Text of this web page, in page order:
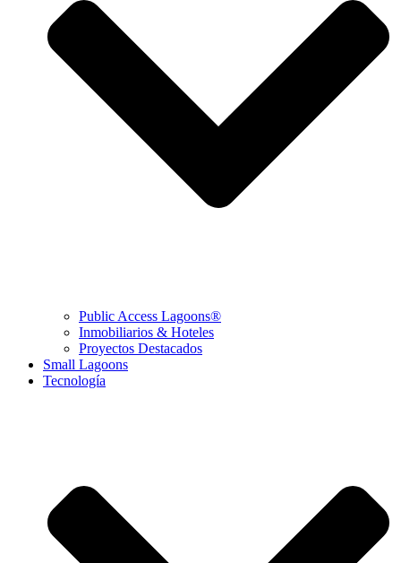
Public Access Lagoons®
Inmobiliarios & Hoteles
Proyectos Destacados
Small Lagoons
Tecnología